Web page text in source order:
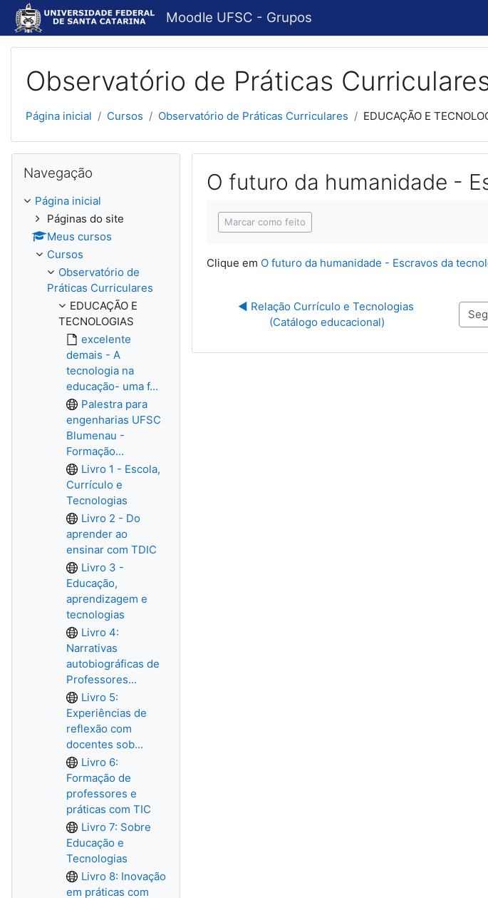
Ir para o conteúdo principal
Moodle UFSC - Grupos
Observatório de Práticas
Página inicial Cursos Observatório de Práticas Curriculares EDUCAÇÃO E
O futuro da humanidade -
Marcar como feito
Clique em O futuro da humanidade - Escravos da
◀︎ Relação Currículo e Tecnologias
(Catálogo educacional)
Seguir
Navegação
Página inicial
Páginas do site
Meus cursos
Cursos
Observatório de
Práticas Curriculares
EDUCAÇÃO E
TECNOLOGIAS
excelente
demais - A
tecnologia na
educação- uma f...
Palestra para
engenharias UFSC
Blumenau -
Formação...
Livro 1 - Escola,
Currículo e
Tecnologias
Livro 2 - Do
aprender ao
ensinar com TDIC
Livro 3 -
Educação,
aprendizagem e
tecnologias
Livro 4:
Narrativas
autobiográficas de
Professores...
Livro 5:
Experiências de
reflexão com
docentes sob...
Livro 6:
Formação de
professores e
práticas com TIC
Livro 7: Sobre
Educação e
Tecnologias
Livro 8: Inovação
em práticas com